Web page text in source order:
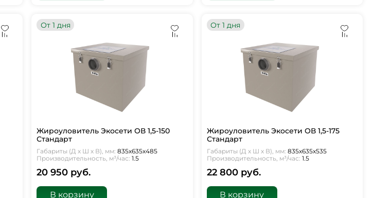
От 1 дня
Жироуловитель Экосети ОВ 1,5-150
Стандарт
Габариты (Д х Ш х В), мм: 835х635х485
Производительность, м³/час: 1.5
20 950 руб.
В корзину
От 1 дня
Жироуловитель Экосети ОВ 1,5-175
Стандарт
Габариты (Д х Ш х В), мм: 835х635х535
Производительность, м³/час: 1.5
22 800 руб.
В корзину